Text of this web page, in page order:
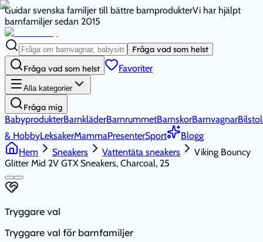
Guidar svenska familjer till bättre barnprodukterVi har hjälpt
barnfamiljer sedan 2015
Fråga vad som helst
Fråga vad som helst Favoriter
Alla kategorier
Fråga mig
BabyprodukterBarnkläderBarnrummetBarnskorBarnvagnar
& HobbyLeksakerMammaPresenterSport
Blogg
Hem
Sneakers Vattentäta sneakers
Viking Bouncy
Glitter Mid 2V GTX Sneakers, Charcoal, 25
Tryggare val
Tryggare val för barnfamiljer